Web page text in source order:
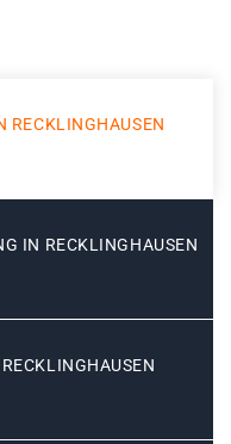
RECKLINGHAUSEN
IN RECKLINGHAUSEN